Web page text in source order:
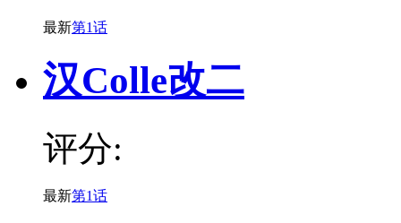
最新第1话
汉Colle改二
评分:
最新第1话